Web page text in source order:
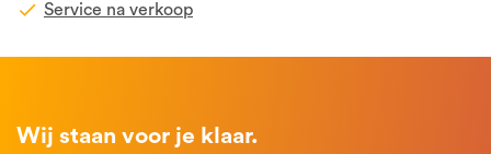
Service na verkoop
Wij staan voor je klaar.